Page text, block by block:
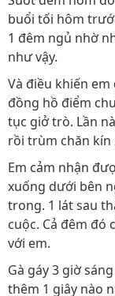
buổi tối hôm
1 đêm ngủ nhờ
như vậy.
Và điều khiến
đồng hồ điểm
tục giở trò. Lần
rồi trùm chăn
Em cảm nhận
xuống dưới bên
trong. 1 lát sau
cuộc. Cả đêm đó
với em.
Gà gáy 3 giờ
thêm 1 giây nào